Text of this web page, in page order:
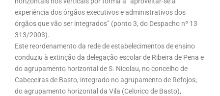
experiência dos órgãos executivos e administrativos dos
órgãos que vão ser integrados” (ponto 3, do Despacho nº 13
313/2003).
Este reordenamento da rede de estabelecimentos de ensino
conduziu à extinção da delegação escolar de Ribeira de Pena e
do agrupamento horizontal de S. Nicolau, no concelho de
Cabeceiras de Basto, integrado no agrupamento de Refojos;
do agrupamento horizontal da Vila (Celorico de Basto),